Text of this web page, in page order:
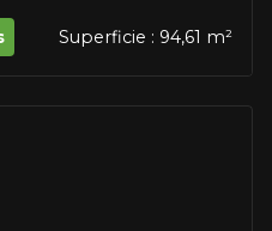
Superficie : 94,61 m²